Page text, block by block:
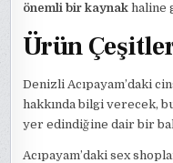
önemli bir kaynak haline
Ürün
Denizli Acıpayam’daki
hakkında bilgi verecek,
yer edindiğine dair bir
Acıpayam’daki sex